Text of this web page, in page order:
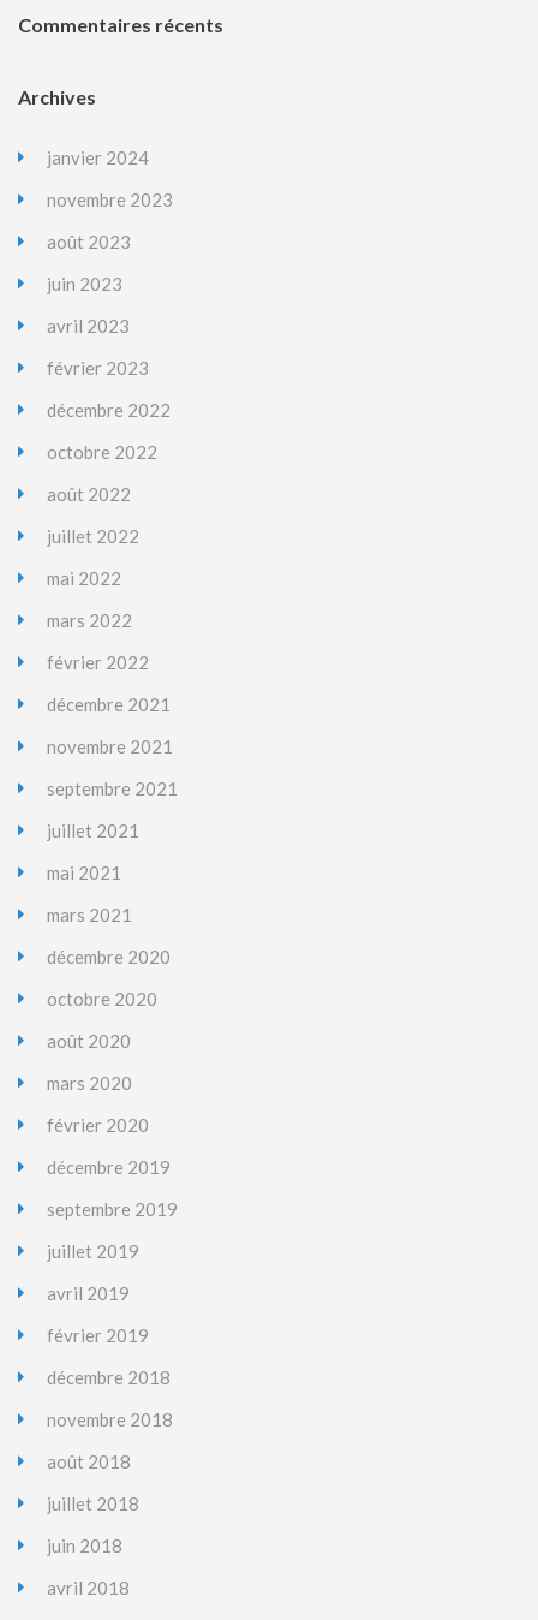
Commentaires récents
Archives
janvier 2024
novembre 2023
août 2023
juin 2023
avril 2023
février 2023
décembre 2022
octobre 2022
août 2022
juillet 2022
mai 2022
mars 2022
février 2022
décembre 2021
novembre 2021
septembre 2021
juillet 2021
mai 2021
mars 2021
décembre 2020
octobre 2020
août 2020
mars 2020
février 2020
décembre 2019
septembre 2019
juillet 2019
avril 2019
février 2019
décembre 2018
novembre 2018
août 2018
juillet 2018
juin 2018
avril 2018